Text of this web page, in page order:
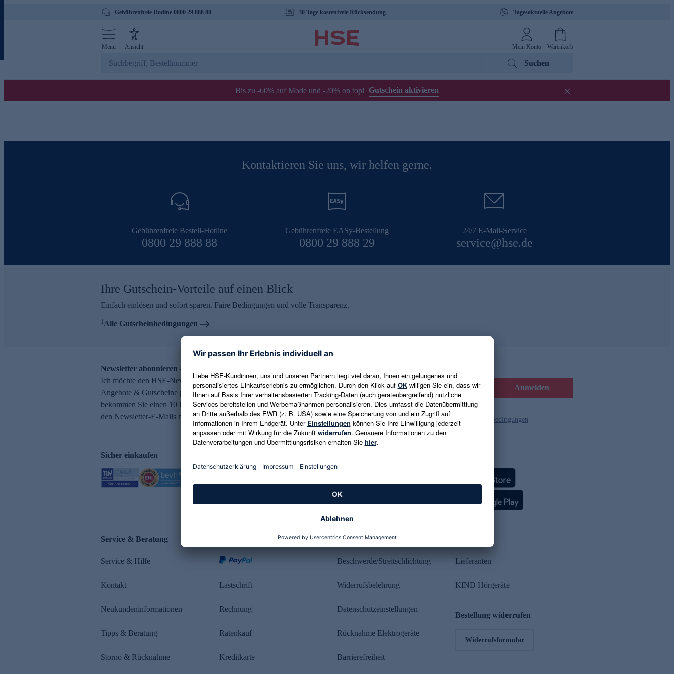
Gebührenfreie Hotline 0800 29 888 88 30 Tage kostenfreie Rücksendung Tagesaktuelle Angebote
Menü Ansicht Mein Konto Warenkorb
Suchen
Bis zu -60% auf Mode und -20% on top! Gutschein aktivieren
Kontaktieren Sie uns, wir helfen gerne.
Gebührenfreie Bestell-Hotline
0800 29 888 88
Gebührenfreie EASy-Bestellung
0800 29 888 29
24/7 E-Mail-Service
service@hse.de
Ihre Gutschein-Vorteile auf einen Blick
Einfach einlösen und sofort sparen. Faire Bedingungen und volle Transparenz.
1Alle Gutscheinbedingungen
Newsletter abonnieren – 10 € Gutschein erhalten
Ich möchte den HSE-Newsletter abonnieren und aktuelle Trends,
Angebote & Gutscheine per E-Mail erhalten. Als Dankeschön
bekommen Sie einen 10 € Gutschein. Eine Abmeldung ist jederzeit in
den Newsletter-E-Mails möglich.
E-Mail-Adresse eingeben Anmelden
Es gelten die Datenschutzrichtlinien und die Gutscheinbedingungen
Sicher einkaufen
Service & Beratung
Service & Hilfe
Kontakt
Neukundeninformationen
Tipps & Beratung
Storno & Rücknahme
Lastschrift
Rechnung
Ratenkauf
Kreditkarte
Rechtliches
Beschwerde/Streitschlichtung
Widerrufsbelehrung
Datenschutzeinstellungen
Rücknahme Elektrogeräte
Barrierefreiheit
Lieferanten
KIND Hörgeräte
Bestellung widerrufen
Widerrufsformular